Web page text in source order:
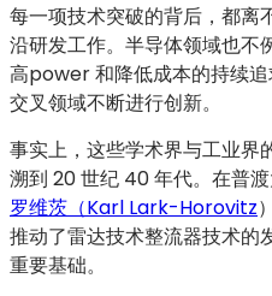
每一项技术突破的背后，都离
沿研发工作。半导体领域也不
高power 和降低成本的持续
交叉领域不断进行创新。
事实上，这些学术界与工业界
溯到 20 世纪 40 年代。在普
罗维茨（Karl Lark-Horovitz
推动了雷达技术整流器技术的
重要基础。